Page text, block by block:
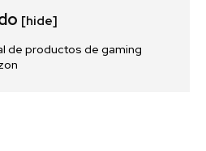
[hide]
de productos de gaming